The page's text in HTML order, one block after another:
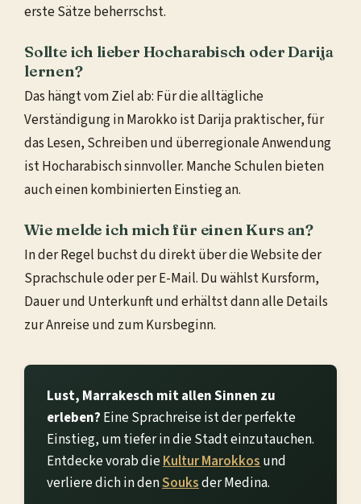
erste Sätze beherrschst.
Sollte ich lieber Hocharabisch oder Darija
lernen?
Das hängt vom Ziel ab: Für die alltägliche
Verständigung in Marokko ist Darija praktischer, für
das Lesen, Schreiben und überregionale Anwendung
ist Hocharabisch sinnvoller. Manche Schulen bieten
auch einen kombinierten Einstieg an.
Wie melde ich mich für einen Kurs an?
In der Regel buchst du direkt über die Website der
Sprachschule oder per E-Mail. Du wählst Kursform,
Dauer und Unterkunft und erhältst dann alle Details
zur Anreise und zum Kursbeginn.
Lust, Marrakesch mit allen Sinnen zu
erleben? Eine Sprachreise ist der perfekte
Einstieg, um tiefer in die Stadt einzutauchen.
Entdecke vorab dieKultur Marokkosund
verliere dich in denSouksder Medina.